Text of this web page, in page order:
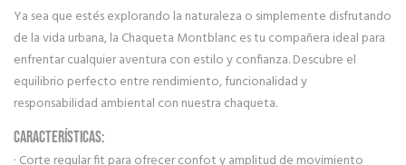
Ya sea que estés explorando la naturaleza o simplemente disfrutando
de la vida urbana, la Chaqueta Montblanc es tu compañera ideal para
enfrentar cualquier aventura con estilo y confianza. Descubre el
equilibrio perfecto entre rendimiento, funcionalidad y
responsabilidad ambiental con nuestra chaqueta.
CARACTERÍSTICAS: